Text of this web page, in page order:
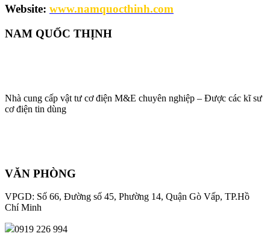
Website: www.namquocthinh.com
NAM QUỐC THỊNH
Nhà cung cấp vật tư cơ điện M&E chuyên nghiệp – Được các kĩ sư
cơ điện tin dùng
VĂN PHÒNG
VPGD: Số 66, Đường số 45, Phường 14, Quận Gò Vấp, TP.Hồ
Chí Minh
0919 226 994